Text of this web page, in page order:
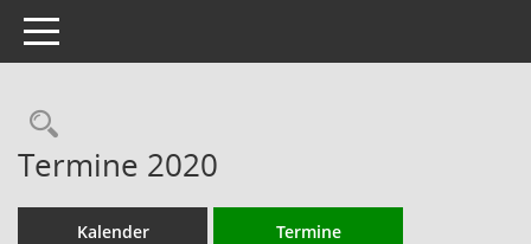
Toggle navigation
Rechercheauswahl
Termine 2020
Kalender Termine